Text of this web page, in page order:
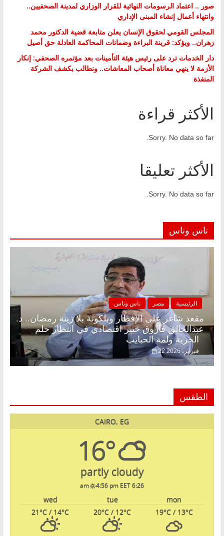
صور .. اعتماد الرسومات النهائية للقرار الوزاري لمدينة الصحفيين..
وانتهاء أعمال إنشاء المبنى الإداري
المجلس القومي لحقوق الإنسان يعلن متابعة قضية الدكتور محمد
زهران.. ويؤكد: قرينة البراءة وضمانات المحاكمة العادلة حق أصيل
دار الخدمات ترد على رئيس هيئة التأمينات بعد مؤتمره الصحفي: إنكار
الأزمة لا ينهي معاناة أصحاب المعاشات.. ونطالب بكشف الشركة
المنفذة
الأكثر قراءة
Sorry. No data so far.
الأكثر تعليقا
Sorry. No data so far.
ناس وناس
الرئيسية مصر ناس وناس
مقعد شاغر على الإفطار وبلكونة بلا زينة رمضان.. د.
عبدالخالق فاروق خبير اقتصادي في انتظار حلم
22 فبراير، 2026
الطقس
CAIRO, EG
16°
partly cloudy
6:26 am
4:56 pm EET
mon
tue
wed
19°C/ 13°C
20°C / 12°C
21°C / 14°C